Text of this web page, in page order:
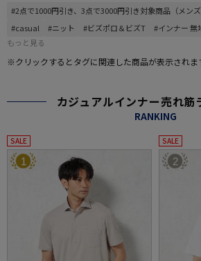
#2点で1000円引き、3点で3000円引き対象商品（メン
#casual
#ニット #ビズポロ＆ビズT #インナー 無
もっと見る
※クリックするとタグに関連した商品が表示されま
カジュアルインナー売れ筋
RANKING
SALE
1
SALE
2